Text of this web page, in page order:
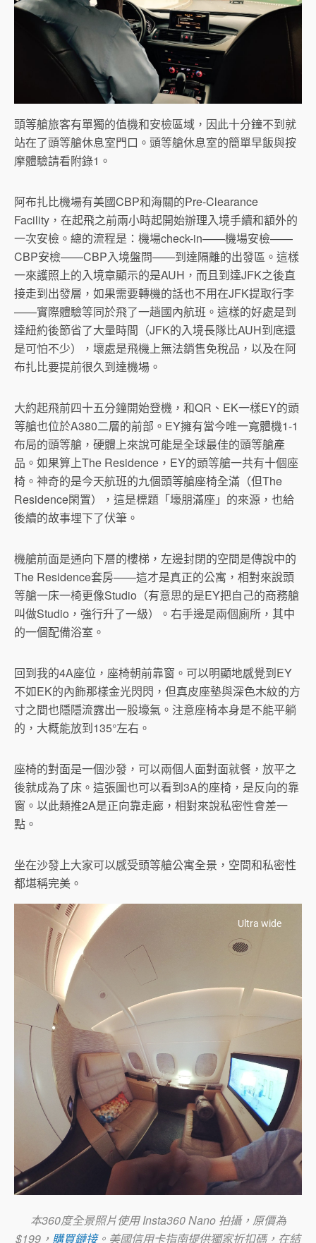
頭等艙旅客有單獨的值機和安檢區域，因此十分鐘不到就
站在了頭等艙休息室門口。頭等艙休息室的簡單早飯與按
摩體驗請看附錄1。
阿布扎比機場有美國CBP和海關的Pre-Clearance
Facility，在起飛之前兩小時起開始辦理入境手續和額外的
一次安檢。總的流程是：機場check-in——機場安檢——
CBP安檢——CBP入境盤問——到達隔離的出發區。這樣
一來護照上的入境章顯示的是AUH，而且到達JFK之後直
接走到出發層，如果需要轉機的話也不用在JFK提取行李
——實際體驗等同於飛了一趟國內航班。這樣的好處是到
達紐約後節省了大量時間（JFK的入境長隊比AUH到底還
是可怕不少），壞處是飛機上無法銷售免稅品，以及在阿
布扎比要提前很久到達機場。
大約起飛前四十五分鐘開始登機，和QR、EK一樣EY的頭
等艙也位於A380二層的前部。EY擁有當今唯一寬體機1-1
布局的頭等艙，硬體上來說可能是全球最佳的頭等艙產
品。如果算上The Residence，EY的頭等艙一共有十個座
椅。神奇的是今天航班的九個頭等艙座椅全滿（但The
Residence閑置），這是標題「壕朋滿座」的來源，也給
後續的故事埋下了伏筆。
機艙前面是通向下層的樓梯，左邊封閉的空間是傳說中的
The Residence套房——這才是真正的公寓，相對來說頭
等艙一床一椅更像Studio（有意思的是EY把自己的商務艙
叫做Studio，強行升了一級）。右手邊是兩個廁所，其中
的一個配備浴室。
回到我的4A座位，座椅朝前靠窗。可以明顯地感覺到EY
不如EK的內飾那樣金光閃閃，但真皮座墊與深色木紋的方
寸之間也隱隱流露出一股壕氣。注意座椅本身是不能平躺
的，大概能放到135°左右。
座椅的對面是一個沙發，可以兩個人面對面就餐，放平之
後就成為了床。這張圖也可以看到3A的座椅，是反向的靠
窗。以此類推2A是正向靠走廊，相對來說私密性會差一
點。
坐在沙發上大家可以感受頭等艙公寓全景，空間和私密性
都堪稱完美。
本360度全景照片使用 Insta360 Nano 拍攝，原價為
$199， 購買鏈接。美國信用卡指南提供獨家折扣碼，在結